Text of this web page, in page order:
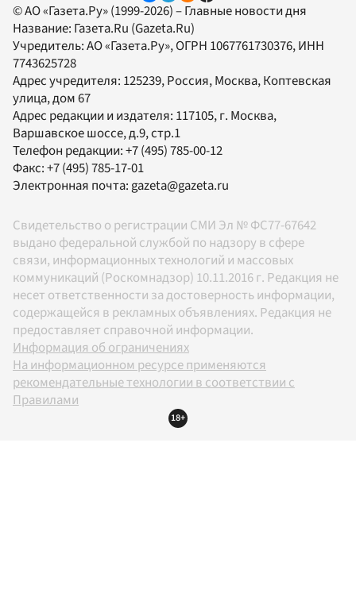
© АО «Газета.Ру» (1999-2026) – Главные новости дня
Название: Газета.Ru (Gazeta.Ru)
Учредитель:АО «Газета.Ру», ОГРН 1067761730376, ИНН
7743625728
Адрес учредителя: 125239, Россия, Москва, Коптевская
улица, дом 67
Адрес редакции и издателя: 117105, г. Москва,
Варшавское шоссе, д.9, стр.1
Телефон редакции:+7 (495) 785-00-12
Факс:+7 (495) 785-17-01
Электронная почта: gazeta@gazeta.ru
Свидетельство о регистрации СМИ Эл № ФС77-67642
выдано федеральной службой по надзору в сфере
связи, информационных технологий и массовых
коммуникаций (Роскомнадзор) 10.11.2016 г. Редакция не
несет ответственности за достоверность информации,
содержащейся в рекламных объявлениях. Редакция не
предоставляет справочной информации.
Информация об ограничениях
На информационном ресурсе применяются
рекомендательные технологии в соответствии с
Правилами
18+